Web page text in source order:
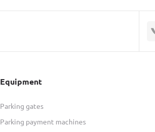
Equipment
Parking gates
Parking payment machines